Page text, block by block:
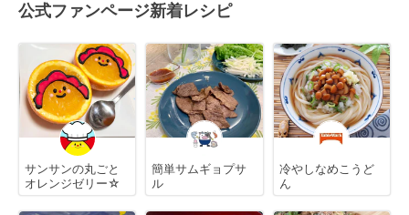
公式ファンページ新着レシピ
サンサンの丸ごと
オレンジゼリー☆
簡単サムギョプサ
ル
冷やしなめこうど
ん